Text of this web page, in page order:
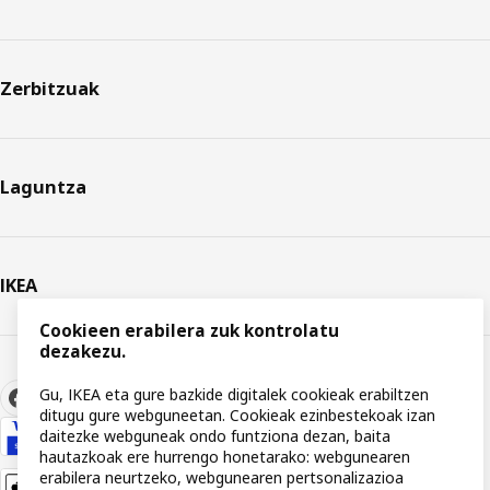
Zerbitzuak
Laguntza
IKEA
Cookieen erabilera zuk kontrolatu
dezakezu.
Gu, IKEA eta gure bazkide digitalek cookieak erabiltzen
ditugu gure webguneetan. Cookieak ezinbestekoak izan
daitezke webguneak ondo funtziona dezan, baita
hautazkoak ere hurrengo honetarako: webgunearen
erabilera neurtzeko, webgunearen pertsonalizazioa